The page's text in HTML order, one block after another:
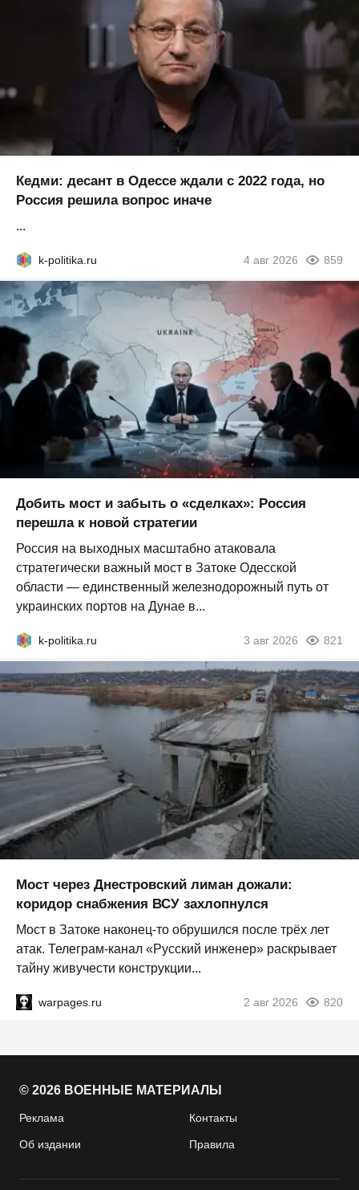
Кедми: десант в Одессе ждали с 2022 года, но
Россия решила вопрос иначе
...
k-politika.ru 4 авг 2026 859
Добить мост и забыть о «сделках»: Россия
перешла к новой стратегии
Россия на выходных масштабно атаковала
стратегически важный мост в Затоке Одесской
области — единственный железнодорожный путь от
украинских портов на Дунае в...
k-politika.ru 3 авг 2026 821
Мост через Днестровский лиман дожали:
коридор снабжения ВСУ захлопнулся
Мост в Затоке наконец-то обрушился после трёх лет
атак. Телеграм-канал «Русский инженер» раскрывает
тайну живучести конструкции...
warpages.ru 2 авг 2026 820
© 2026 ВОЕННЫЕ МАТЕРИАЛЫ
Реклама Контакты
Об издании Правила